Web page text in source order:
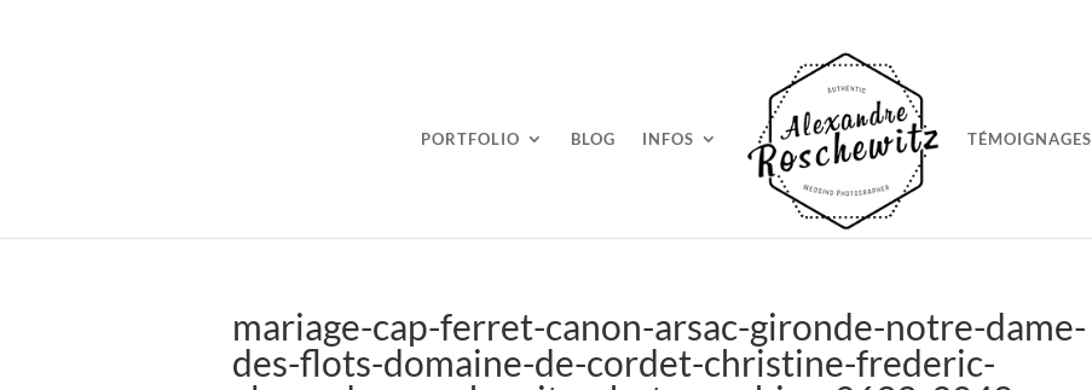
PORTFOLIO BLOG INFOS TÉMOIGNAGES
mariage-cap-ferret-canon-arsac-gironde-notre-dame-
des-flots-domaine-de-cordet-christine-frederic-